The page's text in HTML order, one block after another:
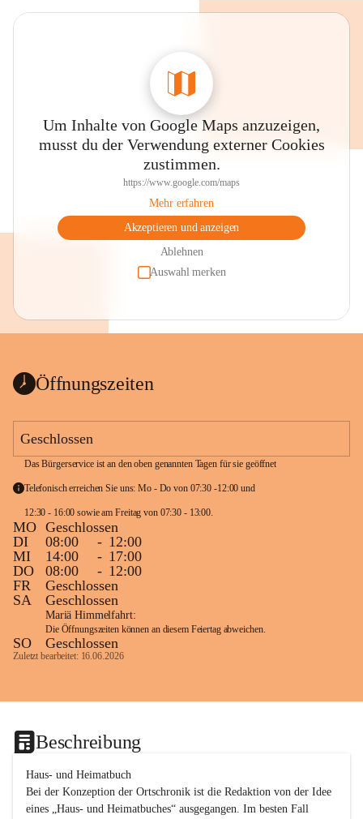
Um Inhalte von Google Maps anzuzeigen,
musst du der Verwendung externer Cookies
zustimmen.
https://www.google.com/maps
Mehr erfahren
Akzeptieren und anzeigen
Ablehnen
Auswahl merken
Öffnungszeiten
Geschlossen
Das Bürgerservice ist an den oben genannten Tagen für sie geöffnet
Telefonisch erreichen Sie uns: Mo - Do von 07:30 -12:00 und
MO Geschlossen
DI
08:00 - 12:00
MI
14:00 - 17:00
DO
08:00 - 12:00
FR
Geschlossen
SA
Geschlossen
Mariä Himmelfahrt:
Die Öffnungszeiten können an diesem Feiertag abweichen.
SO Geschlossen
Zuletzt bearbeitet: 16.06.2026
Beschreibung
Haus- und Heimatbuch
Bei der Konzeption der Ortschronik ist die Redaktion von der Idee
eines „Haus- und Heimatbuches“ ausgegangen. Im besten Fall